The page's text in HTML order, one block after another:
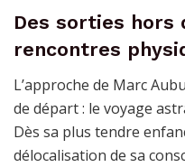
Des sorties hors
rencontres
L’approche de Marc
de départ : le voyage
Dès sa plus tendre
délocalisation de sa